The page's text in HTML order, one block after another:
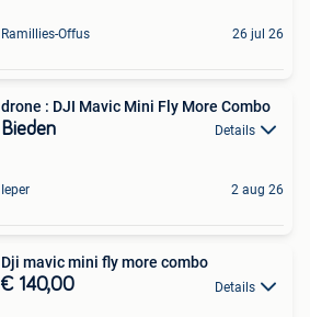
Ramillies-Offus 26 jul 26
drone : DJI Mavic Mini Fly More Combo
Bieden Details
Ieper 2 aug 26
Dji mavic mini fly more combo
€ 140,00 Details